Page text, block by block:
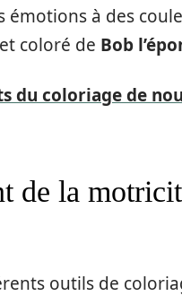
émotions à des
coloré de Bob
du coloriage de
de la
outils de